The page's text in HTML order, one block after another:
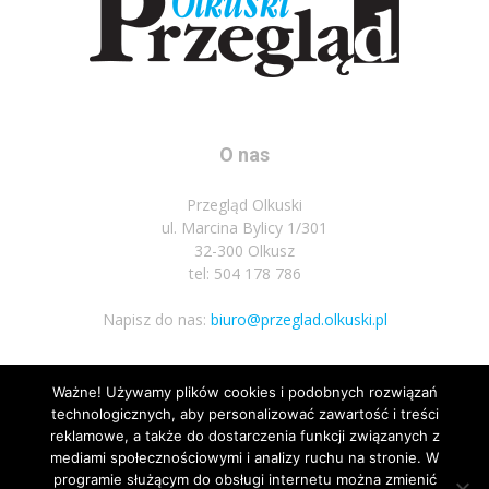
O nas
Przegląd Olkuski
ul. Marcina Bylicy 1/301
32-300 Olkusz
tel: 504 178 786
Napisz do nas: biuro@przeglad.olkuski.pl
Podążaj za nami
Ważne! Używamy plików cookies i podobnych rozwiązań
technologicznych, aby personalizować zawartość i treści
reklamowe, a także do dostarczenia funkcji związanych z
mediami społecznościowymi i analizy ruchu na stronie. W
programie służącym do obsługi internetu można zmienić